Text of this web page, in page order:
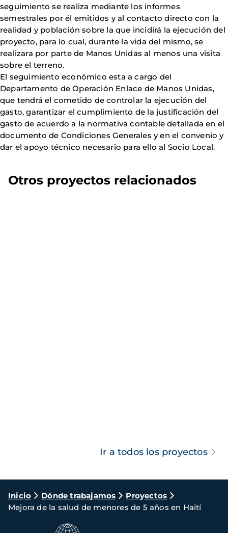
seguimiento se realiza mediante los informes
semestrales por él emitidos y al contacto directo con la
realidad y población sobre la que incidirá la ejecución del
proyecto, para lo cual, durante la vida del mismo, se
realizara por parte de Manos Unidas al menos una visita
sobre el terreno.
El seguimiento económico esta a cargo del
Departamento de Operación Enlace de Manos Unidas,
que tendrá el cometido de controlar la ejecución del
gasto, garantizar el cumplimiento de la justificación del
gasto de acuerdo a la normativa contable detallada en el
documento de Condiciones Generales y en el convenio y
dar el apoyo técnico necesario para ello al Socio Local.
Otros proyectos relacionados
Ir a todos los proyectos
Ruta
de
navegación
Inicio Dónde trabajamos
Proyectos
Mejora de la salud de menores de 5 años en Haití